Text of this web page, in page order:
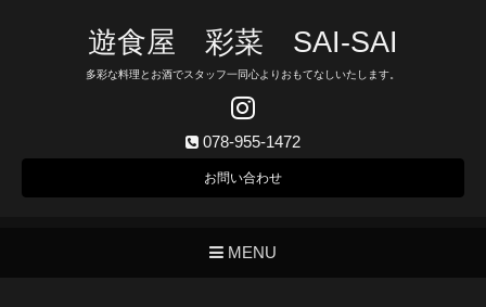
遊食屋 彩菜 SAI‐SAI
多彩な料理とお酒でスタッフ一同心よりおもてなしいたします。
078-955-1472
お問い合わせ
MENU